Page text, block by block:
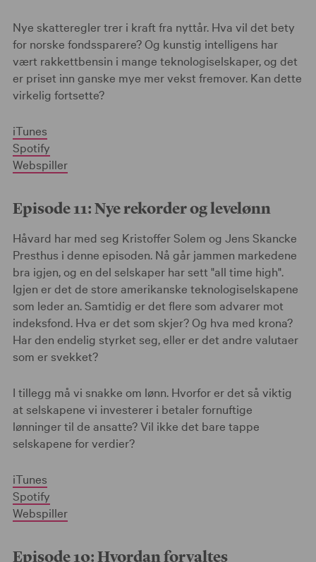
Nye skatteregler trer i kraft fra nyttår. Hva vil det bety
for norske fondssparere? Og kunstig intelligens har
vært rakkettbensin i mange teknologiselskaper, og det
er priset inn ganske mye mer vekst fremover. Kan dette
virkelig fortsette?
iTunes
Spotify
Webspiller
Episode 11: Nye rekorder og levelønn
Håvard har med seg Kristoffer Solem og Jens Skancke
Presthus i denne episoden. Nå går jammen markedene
bra igjen, og en del selskaper har sett "all time high".
Igjen er det de store amerikanske teknologiselskapene
som leder an. Samtidig er det flere som advarer mot
indeksfond. Hva er det som skjer? Og hva med krona?
Har den endelig styrket seg, eller er det andre valutaer
som er svekket?
I tillegg må vi snakke om lønn. Hvorfor er det så viktig
at selskapene vi investerer i betaler fornuftige
lønninger til de ansatte? Vil ikke det bare tappe
selskapene for verdier?
iTunes
Spotify
Webspiller
Episode 10: Hvordan forvaltes